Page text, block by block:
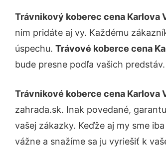
Trávnikový koberec cena Karlova
nim pridáte aj vy. Každému
úspechu. Trávové koberce cena
bude presne podľa vašich predstáv.
Trávnikové koberce cena Karlova
zahrada.sk. Inak povedané,
vašej zákazky. Keďže aj my sme
vážne a snažíme sa ju vyriešiť k